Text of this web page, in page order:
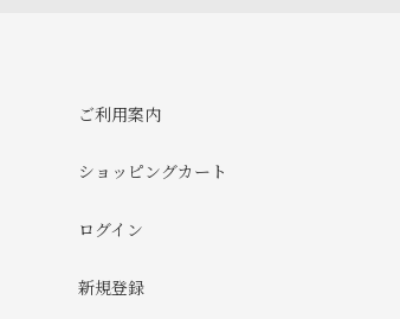
ご利用案内
ショッピングカート
ログイン
新規登録